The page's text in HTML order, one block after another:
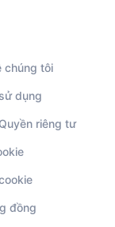
chúng tôi
dụng
riêng tư
đồng